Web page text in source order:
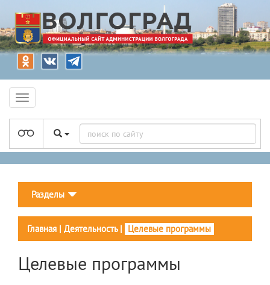
Разделы
Главная | Деятельность| Целевые программы
Целевые программы